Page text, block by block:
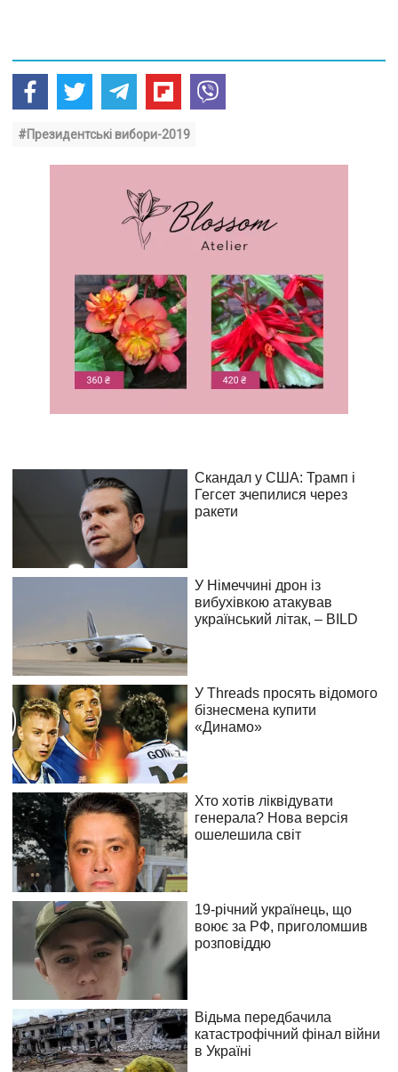
#Президентські вибори-2019